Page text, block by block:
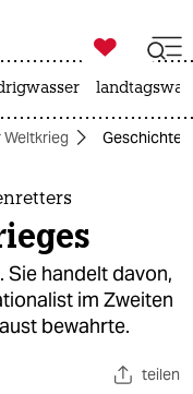

taz zahl ich
Geschichte
Sie handelt davon,
im Zweiten
bewahrte.
teilen